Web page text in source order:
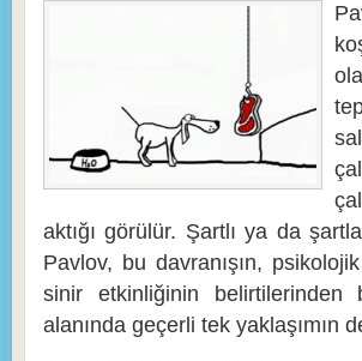
aktığı görülür. Şartlı ya da
Pavlov, bu davranışın,
sinir etkinliğinin
alanında geçerli tek yaklaşımın